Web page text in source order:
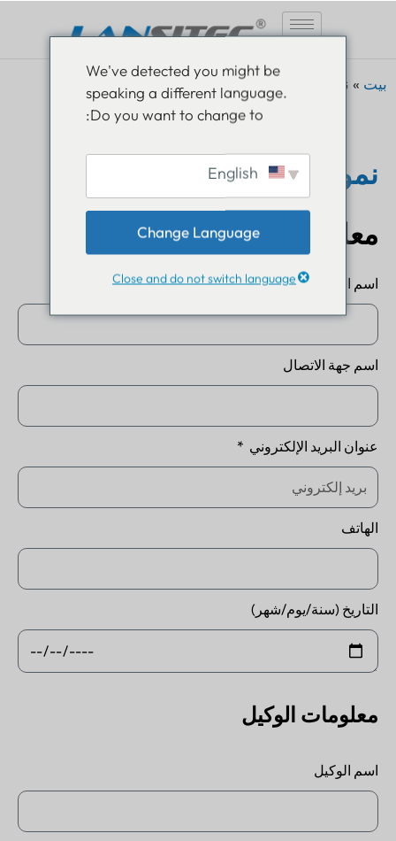
المحتوى
بيت » نموذج إرجاع البضائع
نموذج إرجاع البضائع
معلومات الشركة
اسم الشركة
اسم جهة الاتصال
عنوان البريد الإلكتروني
الهاتف
التاريخ (سنة/يوم/شهر)
معلومات الوكيل
اسم الوكيل
We've detected you might be
speaking a different language.
Do you want to change to:
Change Language
Close and do not switch language